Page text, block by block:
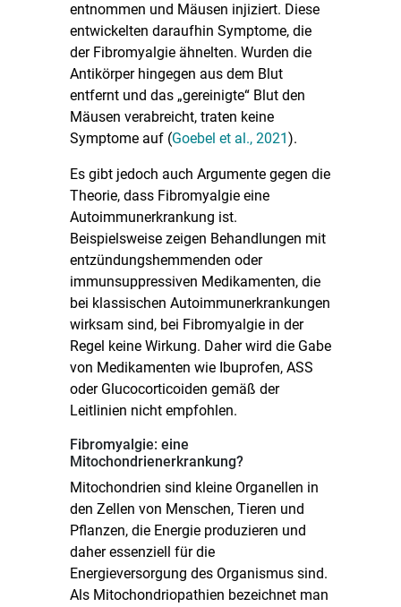
entnommen und Mäusen injiziert. Diese
entwickelten daraufhin Symptome, die
der Fibromyalgie ähnelten. Wurden die
Antikörper hingegen aus dem Blut
entfernt und das „gereinigte“ Blut den
Mäusen verabreicht, traten keine
Symptome auf (Goebel et al., 2021).
Es gibt jedoch auch Argumente gegen die
Theorie, dass Fibromyalgie eine
Autoimmunerkrankung ist.
Beispielsweise zeigen Behandlungen mit
entzündungshemmenden oder
immunsuppressiven Medikamenten, die
bei klassischen Autoimmunerkrankungen
wirksam sind, bei Fibromyalgie in der
Regel keine Wirkung. Daher wird die Gabe
von Medikamenten wie Ibuprofen, ASS
oder Glucocorticoiden gemäß der
Leitlinien nicht empfohlen.
Fibromyalgie: eine
Mitochondrienerkrankung?
Mitochondrien sind kleine Organellen in
den Zellen von Menschen, Tieren und
Pflanzen, die Energie produzieren und
daher essenziell für die
Energieversorgung des Organismus sind.
Als Mitochondriopathien bezeichnet man